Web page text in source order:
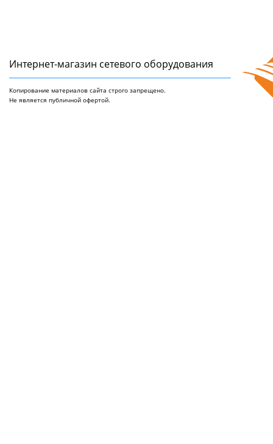
Интернет-магазин сетeвого оборудования
Копирование материалов сайта строго запрещено.
Не является публичной офертой.